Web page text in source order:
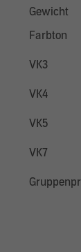
Gewicht
Farbton
VK3
VK4
VK5
VK7